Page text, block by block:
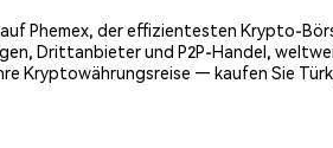
Phemex, der effizientesten Krypto-
Drittanbieter und P2P-Handel,
Kryptowährungsreise — kaufen Sie